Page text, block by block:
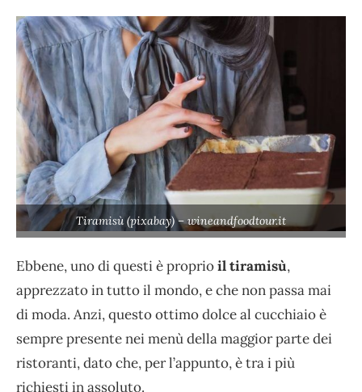
Tiramisù (pixabay) – wineandfoodtour.it
Ebbene, uno di questi è proprioil tiramisù,
apprezzato in tutto il mondo, e che non passa mai
di moda. Anzi, questo ottimo dolce al cucchiaio è
sempre presente nei menù della maggior parte dei
ristoranti, dato che, per l’appunto, è tra i più
richiesti in assoluto.